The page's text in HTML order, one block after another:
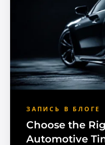
ЗАПИСЬ В БЛОГЕ
Choose the
Automotive